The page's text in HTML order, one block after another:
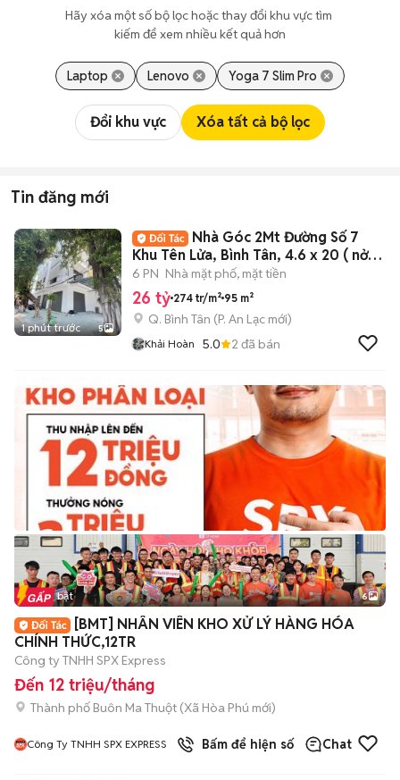
Hãy xóa một số bộ lọc hoặc thay đổi khu vực tìm
kiếm để xem nhiều kết quả hơn
Laptop Lenovo Yoga 7 Slim Pro
Đổi khu vực Xóa tất cả bộ lọc
Tin đăng mới
1 phút trước 5
Nhà Góc 2Mt Đường Số 7
Khu Tên Lửa, Bình Tân, 4.6 x 20 ( nở
Hậu 6.3m )
6 PN Nhà mặt phố, mặt tiền
26 tỷ 274 tr/m² 95 m²
Q. Bình Tân (P. An Lạc mới)
Khải Hoàn 5.0 2 đã bán
+2
Tin nổi bật 6
[BMT] NHÂN VIÊN KHO XỬ LÝ HÀNG HÓA
CHÍNH THỨC,12TR
Công ty TNHH SPX Express
Đến 12 triệu/tháng
Thành phố Buôn Ma Thuột (Xã Hòa Phú mới)
Công Ty TNHH SPX EXPRESS Bấm để hiện số Chat